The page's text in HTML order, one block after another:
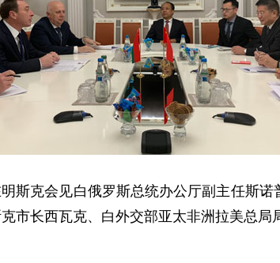
克会见白俄罗斯总统办公厅副主任斯诺
市长西瓦克、白外交部亚太非洲拉美总局